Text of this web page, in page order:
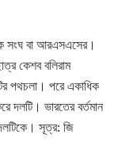
সংঘ বা আরএসএসের।
কেশব বলিরাম
পথচলা। পরে একাধিক
দলটি। ভারতের বর্তমান
সূত্র: জি